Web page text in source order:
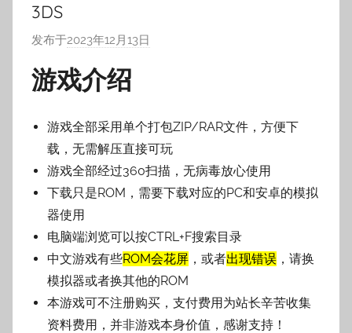
3DS
发布于2023年12月13日
壳
子
游戏介绍
游戏全部采用单个打包ZIP/RAR文件，方便下
载，无需解压直接可玩
游戏全部经过360扫描，无病毒放心使用
下载只是ROM，需要下载对应的PC和安卓的模拟
器使用
电脑端浏览可以按CTRL+F搜索目录
中文游戏有些ROM会花屏 ，或者出现错误 ，请换
模拟器或者换其他的ROM
本游戏可不注册购买，支付费用为站长辛苦收集
资料费用，并非游戏本身价值，感谢支持！